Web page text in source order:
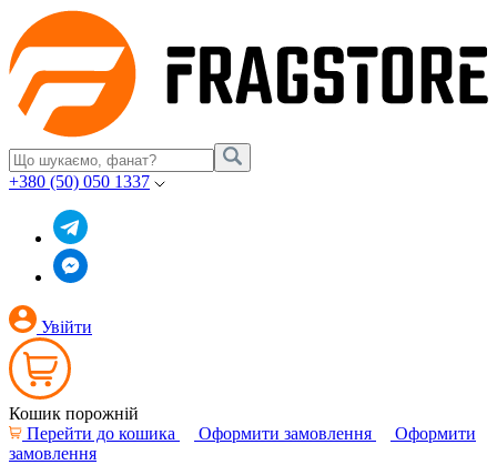
+380 (50) 050 1337
Увійти
Кошик порожній
Перейти до кошика
Оформити замовлення
Оформити
замовлення